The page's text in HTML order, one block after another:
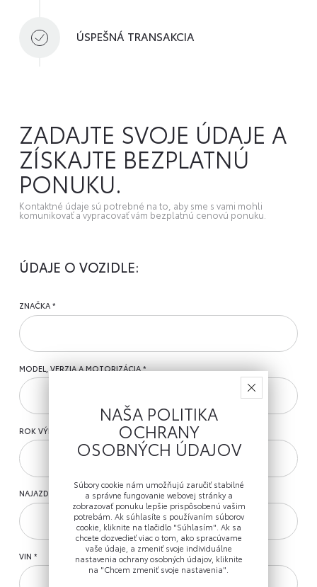
ÚSPEŠNÁ TRANSAKCIA
ZADAJTE SVOJE ÚDAJE A
ZÍSKAJTE BEZPLATNÚ
PONUKU.
Kontaktné údaje sú potrebné na to, aby sme s vami mohli
komunikovať a vypracovať vám bezplatnú cenovú ponuku.
ÚDAJE O VOZIDLE:
ZNAČKA
MODEL, VERZIA A MOTORIZÁCIA
ROK VÝROBY
NAJAZDENÉ KM
VIN
NAŠA POLITIKA
OCHRANY
OSOBNÝCH ÚDAJOV
Súbory cookie nám umožňujú zaručiť stabilné
a správne fungovanie webovej stránky a
zobrazovať ponuku lepšie prispôsobenú vašim
potrebám. Ak súhlasíte s používaním súborov
cookie, kliknite na tlačidlo "Súhlasím". Ak sa
chcete dozvedieť viac o tom, ako spracúvame
vaše údaje, a zmeniť svoje individuálne
nastavenia ochrany osobných údajov, kliknite
na "Chcem zmeniť svoje nastavenia".